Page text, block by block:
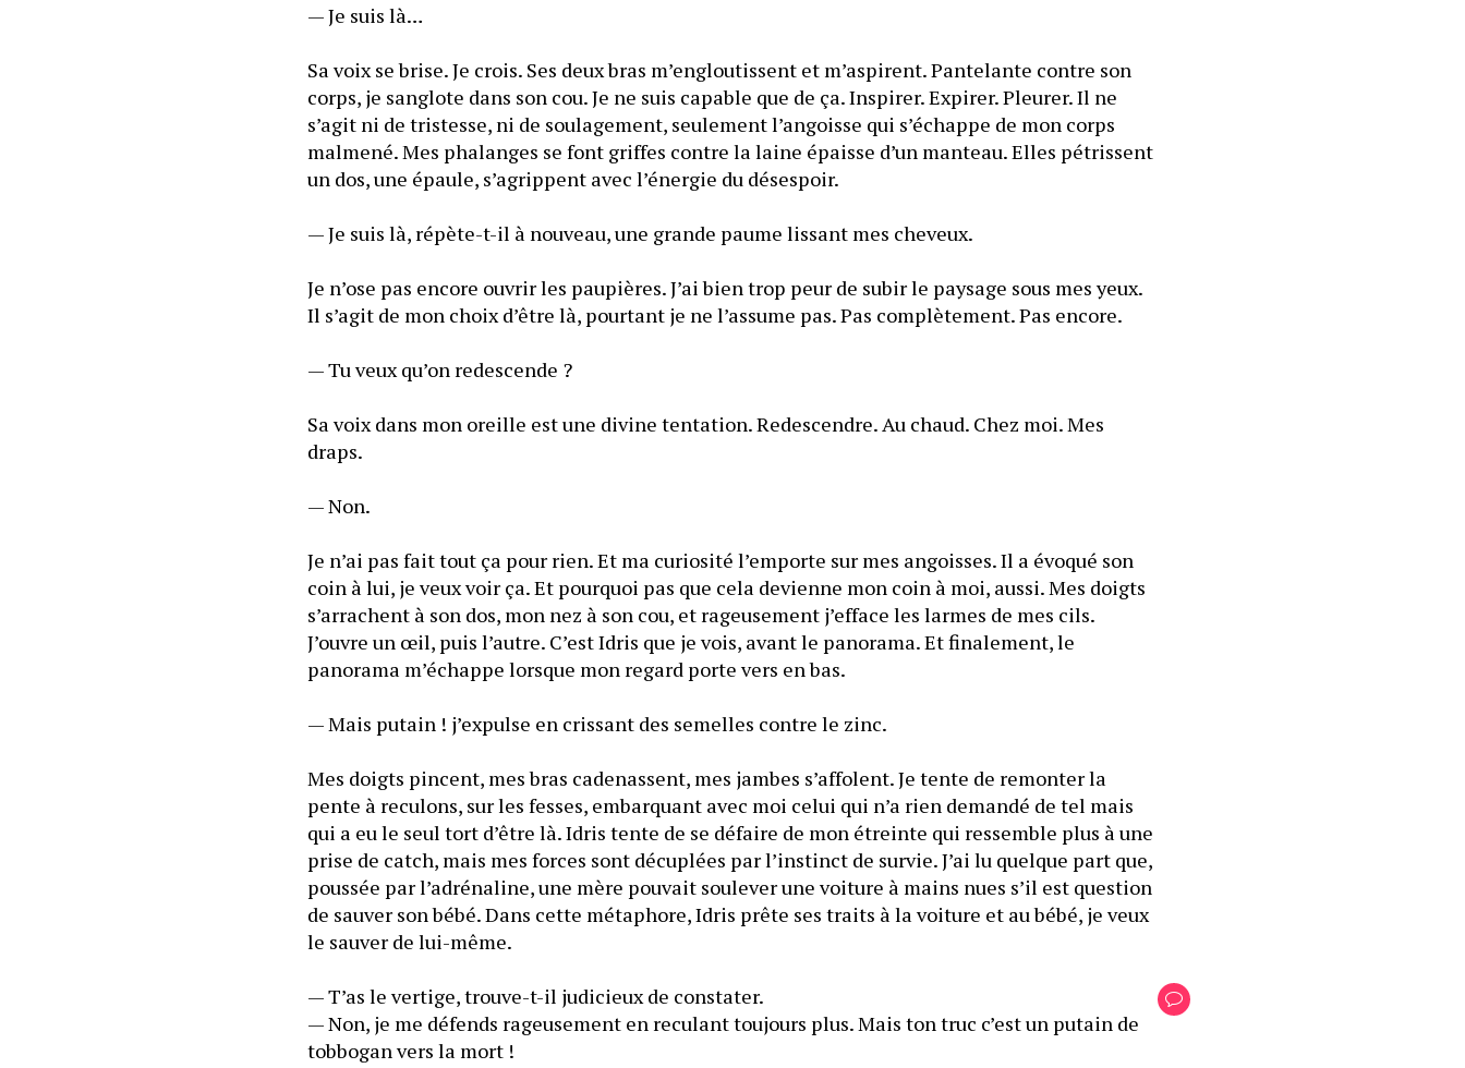
— Je suis là…
Sa voix se brise. Je crois. Ses deux bras m’engloutissent et m’aspirent. Pantelante contre son
corps, je sanglote dans son cou. Je ne suis capable que de ça. Inspirer. Expirer. Pleurer. Il ne
s’agit ni de tristesse, ni de soulagement, seulement l’angoisse qui s’échappe de mon corps
malmené. Mes phalanges se font griffes contre la laine épaisse d’un manteau. Elles pétrissent
Je n’ose pas encore ouvrir les paupières. J’ai bien trop peur de subir le paysage sous mes yeux.
Sa voix dans mon oreille est une divine tentation. Redescendre. Au chaud. Chez moi. Mes
draps.
— Non.
Je n’ai pas fait tout ça pour rien. Et ma curiosité l’emporte sur mes angoisses. Il a évoqué son
coin à lui, je veux voir ça. Et pourquoi pas que cela devienne mon coin à moi, aussi. Mes doigts
s’arrachent à son dos, mon nez à son cou, et rageusement j’efface les larmes de mes cils.
J’ouvre un œil, puis l’autre. C’est Idris que je vois, avant le panorama. Et finalement, le
— Mais putain ! j’expulse en crissant des semelles contre le zinc.
Mes doigts pincent, mes bras cadenassent, mes jambes s’affolent. Je tente de remonter la
pente à reculons, sur les fesses, embarquant avec moi celui qui n’a rien demandé de tel mais
qui a eu le seul tort d’être là. Idris tente de se défaire de mon étreinte qui ressemble plus à une
prise de catch, mais mes forces sont décuplées par l’instinct de survie. J’ai lu quelque part que,
poussée par l’adrénaline, une mère pouvait soulever une voiture à mains nues s’il est question
de sauver son bébé. Dans cette métaphore, Idris prête ses traits à la voiture et au bébé, je veux
— T’as le vertige, trouve-t-il judicieux de constater.
— Non, je me défends rageusement en reculant toujours plus. Mais ton truc c’est un putain de